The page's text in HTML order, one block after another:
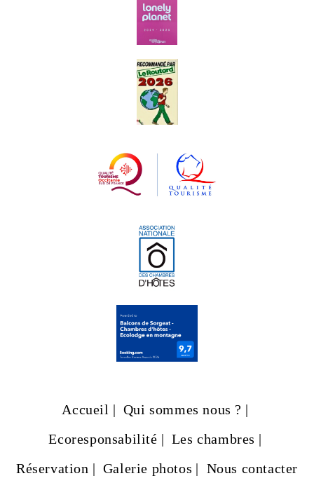
Accueil
Qui sommes nous ?
Ecoresponsabilité
Les chambres
Réservation
Galerie photos Nous contacter